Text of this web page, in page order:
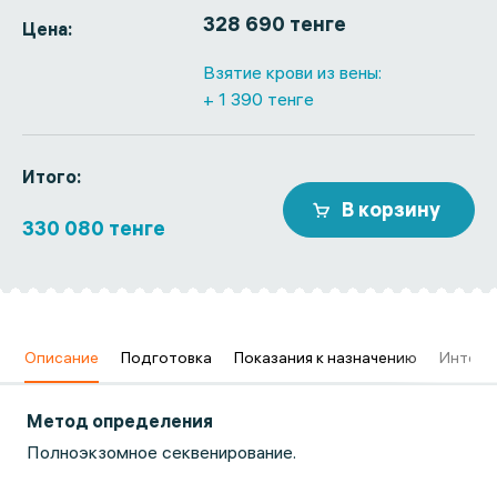
Цена: 328 690 тенге
Взятие крови из вены:
+ 1 390 тенге
Итого:
330 080 тенге
В корзину
Описание Подготовка Показания к назначению
Метод определения
Полноэкзомное секвенирование.